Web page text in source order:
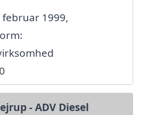
1999,
- ADV Diesel